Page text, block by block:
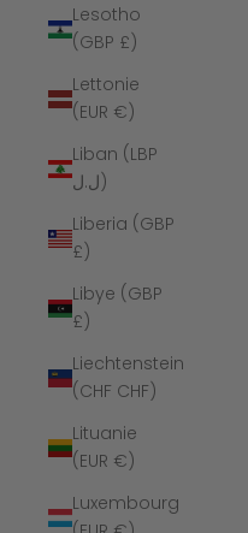
Lesotho
(GBP £)
Lettonie
(EUR €)
Liban (LBP
ل.ل)
Liberia (GBP
£)
Libye (GBP
£)
Liechtenstein
(CHF CHF)
Lituanie
(EUR €)
Luxembourg